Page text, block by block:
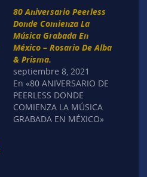
80 Aniversario Peerless
Donde Comienza La
Música Grabada En
México – Rosario De Alba
& Prisma.
septiembre 8, 2021
En «80 ANIVERSARIO DE
PEERLESS DONDE
COMIENZA LA MÚSICA
GRABADA EN MÉXICO»